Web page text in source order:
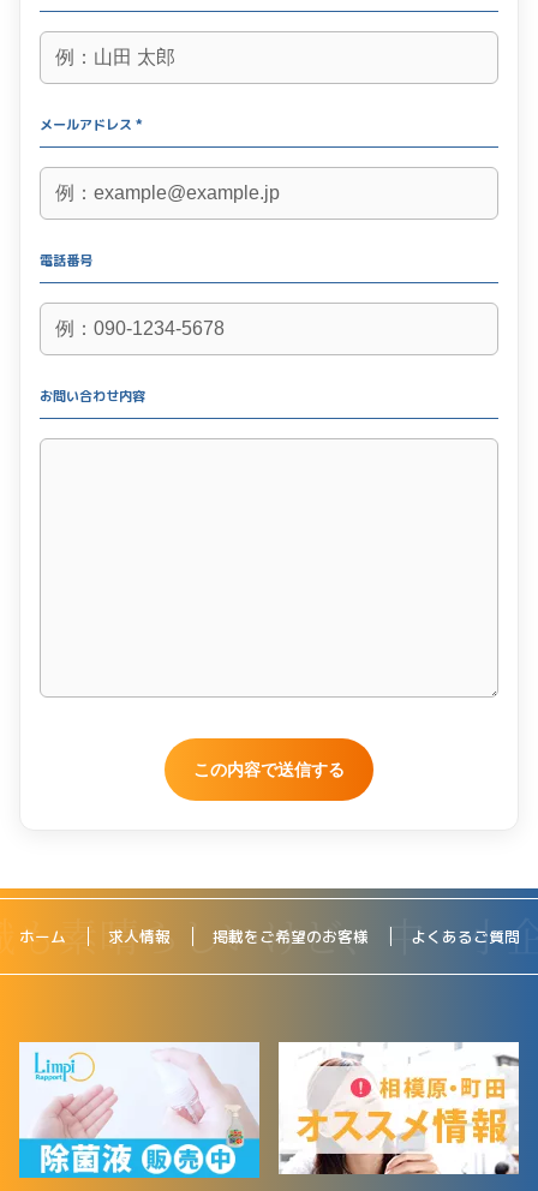
メールアドレス *
電話番号
お問い合わせ内容
ホーム 求人情報 掲載をご希望のお客様 よくあるご質問